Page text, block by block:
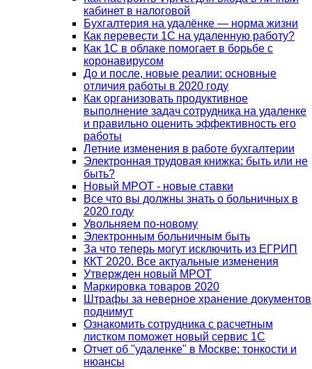
кабинет в налоговой
Бухгалтерия на удалёнке — норма жизни
Как перевести 1С на удаленную работу?
Как 1С в облаке помогает в борьбе с
коронавирусом
До и после, новые реалии: основные
отличия работы в 2020 году
Как организовать продуктивное
выполнение задач сотрудника на удаленке
и правильно оценить эффективность его
работы
Летние изменения в работе бухгалтерии
Электронная трудовая книжка: быть или не
быть?
Новый МРОТ - новые ставки
Все что вы должны знать о больничных в
2020 году
Увольняем по-новому
Электронным больничным быть
За что теперь могут исключить из ЕГРИП
ККТ 2020. Все актуальные изменения
Утвержден новый МРОТ
Маркировка товаров 2020
Штрафы за неверное хранение документов
поднимут
Ознакомить сотрудника с расчетным
листком поможет новый сервис 1С
Отчет об "удаленке" в Москве: тонкости и
нюансы